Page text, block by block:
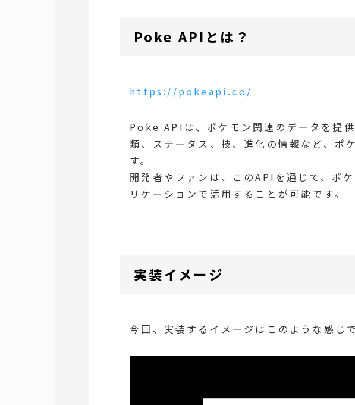
Poke APIとは？
https://pokeapi.co/
Poke APIは、ポケモン関連のデータを提
類、ステータス、技、進化の情報など、ポ
す。
開発者やファンは、このAPIを通じて、ポ
リケーションで活用することが可能です。
実装イメージ
今回、実装するイメージはこのような感じ